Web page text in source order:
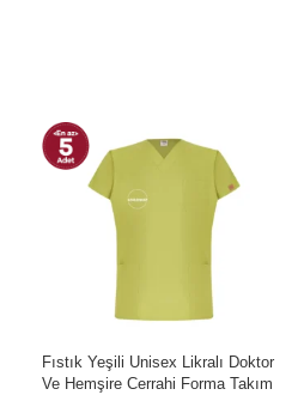
İndirim
Fıstık Yeşili Unisex Likralı Doktor
Ve Hemşire Cerrahi Forma Takım